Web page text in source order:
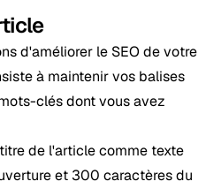
d'améliorer le SEO de votre
à maintenir vos balises
clés dont vous avez
de l'article comme texte
et 300 caractères du